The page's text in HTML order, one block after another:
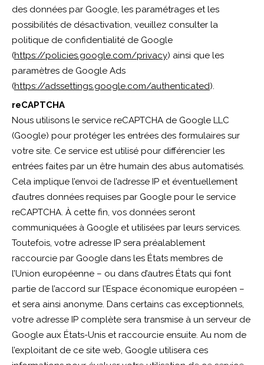
des données par Google, les paramétrages et les
possibilités de désactivation, veuillez consulter la
politique de confidentialité de Google
(https://policies.google.com/privacy) ainsi que les
paramètres de Google Ads
(https://adssettings.google.com/authenticated).
reCAPTCHA
Nous utilisons le service reCAPTCHA de Google LLC
(Google) pour protéger les entrées des formulaires sur
votre site. Ce service est utilisé pour différencier les
entrées faites par un être humain des abus automatisés.
Cela implique l’envoi de l’adresse IP et éventuellement
d’autres données requises par Google pour le service
reCAPTCHA. À cette fin, vos données seront
communiquées à Google et utilisées par leurs services.
Toutefois, votre adresse IP sera préalablement
raccourcie par Google dans les États membres de
l’Union européenne – ou dans d’autres États qui font
partie de l’accord sur l’Espace économique européen –
et sera ainsi anonyme. Dans certains cas exceptionnels,
votre adresse IP complète sera transmise à un serveur de
Google aux États-Unis et raccourcie ensuite. Au nom de
l’exploitant de ce site web, Google utilisera ces